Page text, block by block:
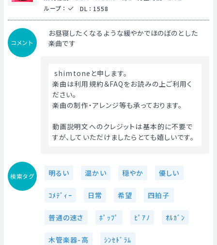
ループ ： DL ： 1558
コメント
お昼寝したくなるような緩やかでほのぼのとした
楽曲です
shimtoneと申します。
楽曲は利用規約＆FAQをお読みの上ご利用く
ださい。
楽曲の制作・アレンジ等も承っております。
動画説明文へのクレジットは基本的に不要で
すが、していただけましたらとても嬉しいです。
検索タグ 明るい 温かい 穏やか 優しい
ｺﾒﾃﾞｨｰ 日常 希望 四拍子
普通の速さ ﾎﾟｯﾌﾟ ﾋﾟｱﾉ ｵﾙｶﾞﾝ
木管楽器-高 ｼﾝｾﾄﾞﾗﾑ